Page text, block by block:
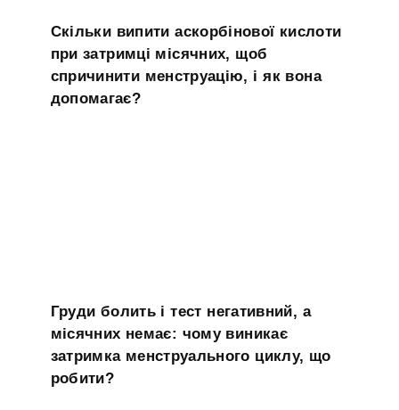
Скільки випити аскорбінової кислоти
при затримці місячних, щоб
спричинити менструацію, і як вона
допомагає?
Груди болить і тест негативний, а
місячних немає: чому виникає
затримка менструального циклу, що
робити?